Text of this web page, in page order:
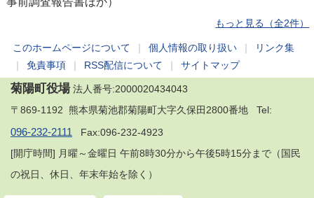
もっと見る（全2件）
このホームページについて 個人情報の取り扱い
リンク集
免責事項 RSS配信について サイトマップ
菊陽町役場法人番号:2000020434043
〒869-1192 熊本県菊池郡菊陽町大字久保田2800番地 Tel:
096-232-2111 Fax:096-232-4923
[開庁時間] 月曜～金曜日 午前8時30分から午後5時15分まで（国民
の祝日、休日、年末年始を除く）